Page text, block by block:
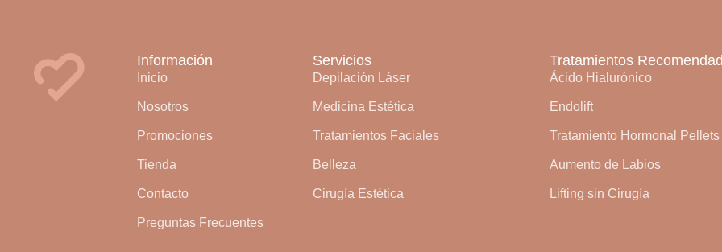
Información
Inicio
Nosotros
Promociones
Tienda
Contacto
Preguntas Frecuentes
Servicios
Depilación Láser
Medicina Estética
Tratamientos Faciales
Belleza
Cirugía Estética
Tratamientos
Ácido Hialurónico
Endolift
Tratamiento Hormonal Pellets
Aumento de Labios
Lifting sin Cirugía